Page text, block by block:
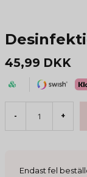
45,99 DKK
- +
Endast fel